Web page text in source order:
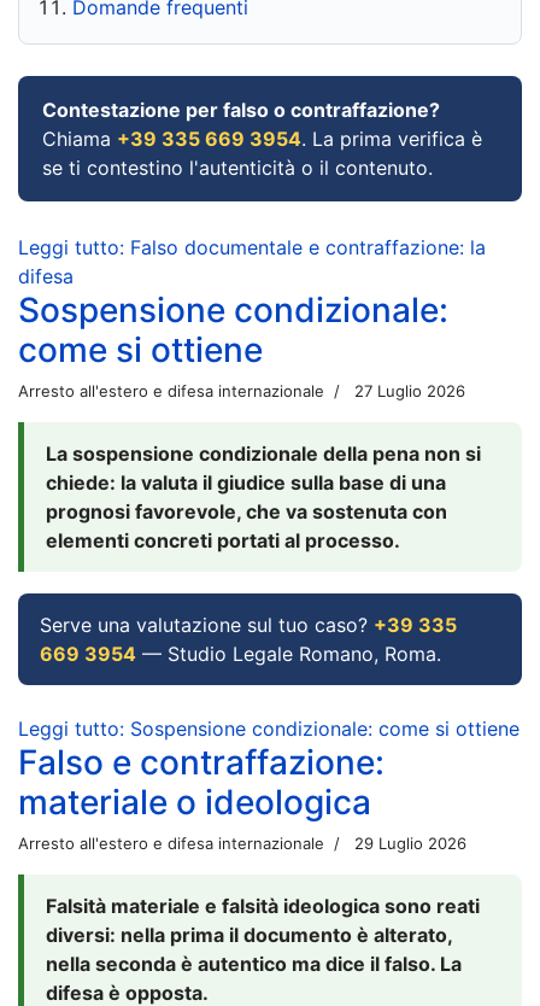
Domande frequenti
Contestazione per falso o contraffazione?
Chiama +39 335 669 3954. La prima verifica è
se ti contestino l'autenticità o il contenuto.
Leggi tutto: Falso documentale e contraffazione: la
difesa
Sospensione condizionale:
come si ottiene
Arresto all'estero e difesa internazionale 27 Luglio 2026
La sospensione condizionale della pena non si
chiede: la valuta il giudice sulla base di una
prognosi favorevole, che va sostenuta con
elementi concreti portati al processo.
Serve una valutazione sul tuo caso? +39 335
669 3954 — Studio Legale Romano, Roma.
Leggi tutto: Sospensione condizionale: come si ottiene
Falso e contraffazione:
materiale o ideologica
Arresto all'estero e difesa internazionale 29 Luglio 2026
Falsità materiale e falsità ideologica sono reati
diversi: nella prima il documento è alterato,
nella seconda è autentico ma dice il falso. La
difesa è opposta.